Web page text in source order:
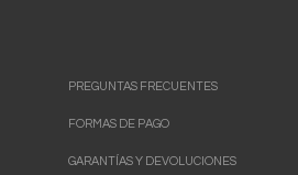
PREGUNTAS FRECUENTES
FORMAS DE PAGO
GARANTÍAS Y DEVOLUCIONES